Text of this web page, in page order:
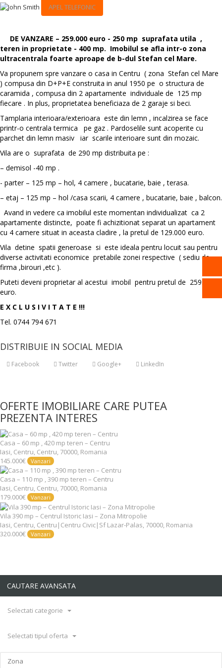
APEL TELEFONIC
DE VANZARE – 259.000 euro - 250 mp  suprafata utila ,
teren in proprietate - 400 mp. Imobilul se afla intr-o zona
ultracentrala foarte aproape de b-dul Stefan cel Mare.
Va propunem spre vanzare o casa in Centru ( zona Stefan cel Mare
) compusa din D+P+E construita in anul 1950 pe o structura de
caramida , compusa din 2 apartamente individuale de 125 mp
fiecare . In plus, proprietatea beneficiaza de 2 garaje si beci.
Tamplaria interioara/exterioara este din lemn , incalzirea se face
printr-o centrala termica pe gaz . Pardoselile sunt acoperite cu
parchet din lemn masiv iar scarile interioare sunt din mozaic.
Vila are o suprafata de 290 mp distribuita pe :
– demisol -40 mp .
- parter – 125 mp – hol, 4 camere , bucatarie, baie , terasa.
– etaj – 125 mp – hol /casa scarii, 4 camere , bucatarie, baie , balcon.
Avand in vedere ca imobilul este momentan individualizat ca 2
apartamente distincte, poate fi achizitionat separat un apartament
cu 4 camere situat in aceasta cladire , la pretul de 129.000 euro.
Vila detine spatii generoase si este ideala pentru locuit sau pentru
diverse activitati economice pretabile zonei respective ( sediu de
firma ,birouri ,etc ).
Puteti deveni proprietar al acestui imobil pentru pretul de 259.000
euro.
E X C L U S I V I T A T E !!!
Tel. 0744 794 671
DISTRIBUIE IN SOCIAL MEDIA
Facebook Twitter Google+ LinkedIn
OFERTE IMOBILIARE CARE PUTEA
PREZENTA INTERES
Casa – 60 mp , 420 mp teren – Centru
Iasi, Centru, Centru, 70000, Romania
145.000€
Vanzari
Casa – 110 mp , 390 mp teren – Centru
Iasi, Centru, Centru, 70000, Romania
179.000€
Vanzari
Vila 390 mp – Centrul Istoric Iasi – Zona Mitropolie
Iasi, Centru, Centru|Centru Civic|Sf Lazar-Palas, 70000, Romania
320.000€
Vanzari
CAUTARE AVANSATA
Selectati categorie
Selectati tipul oferta